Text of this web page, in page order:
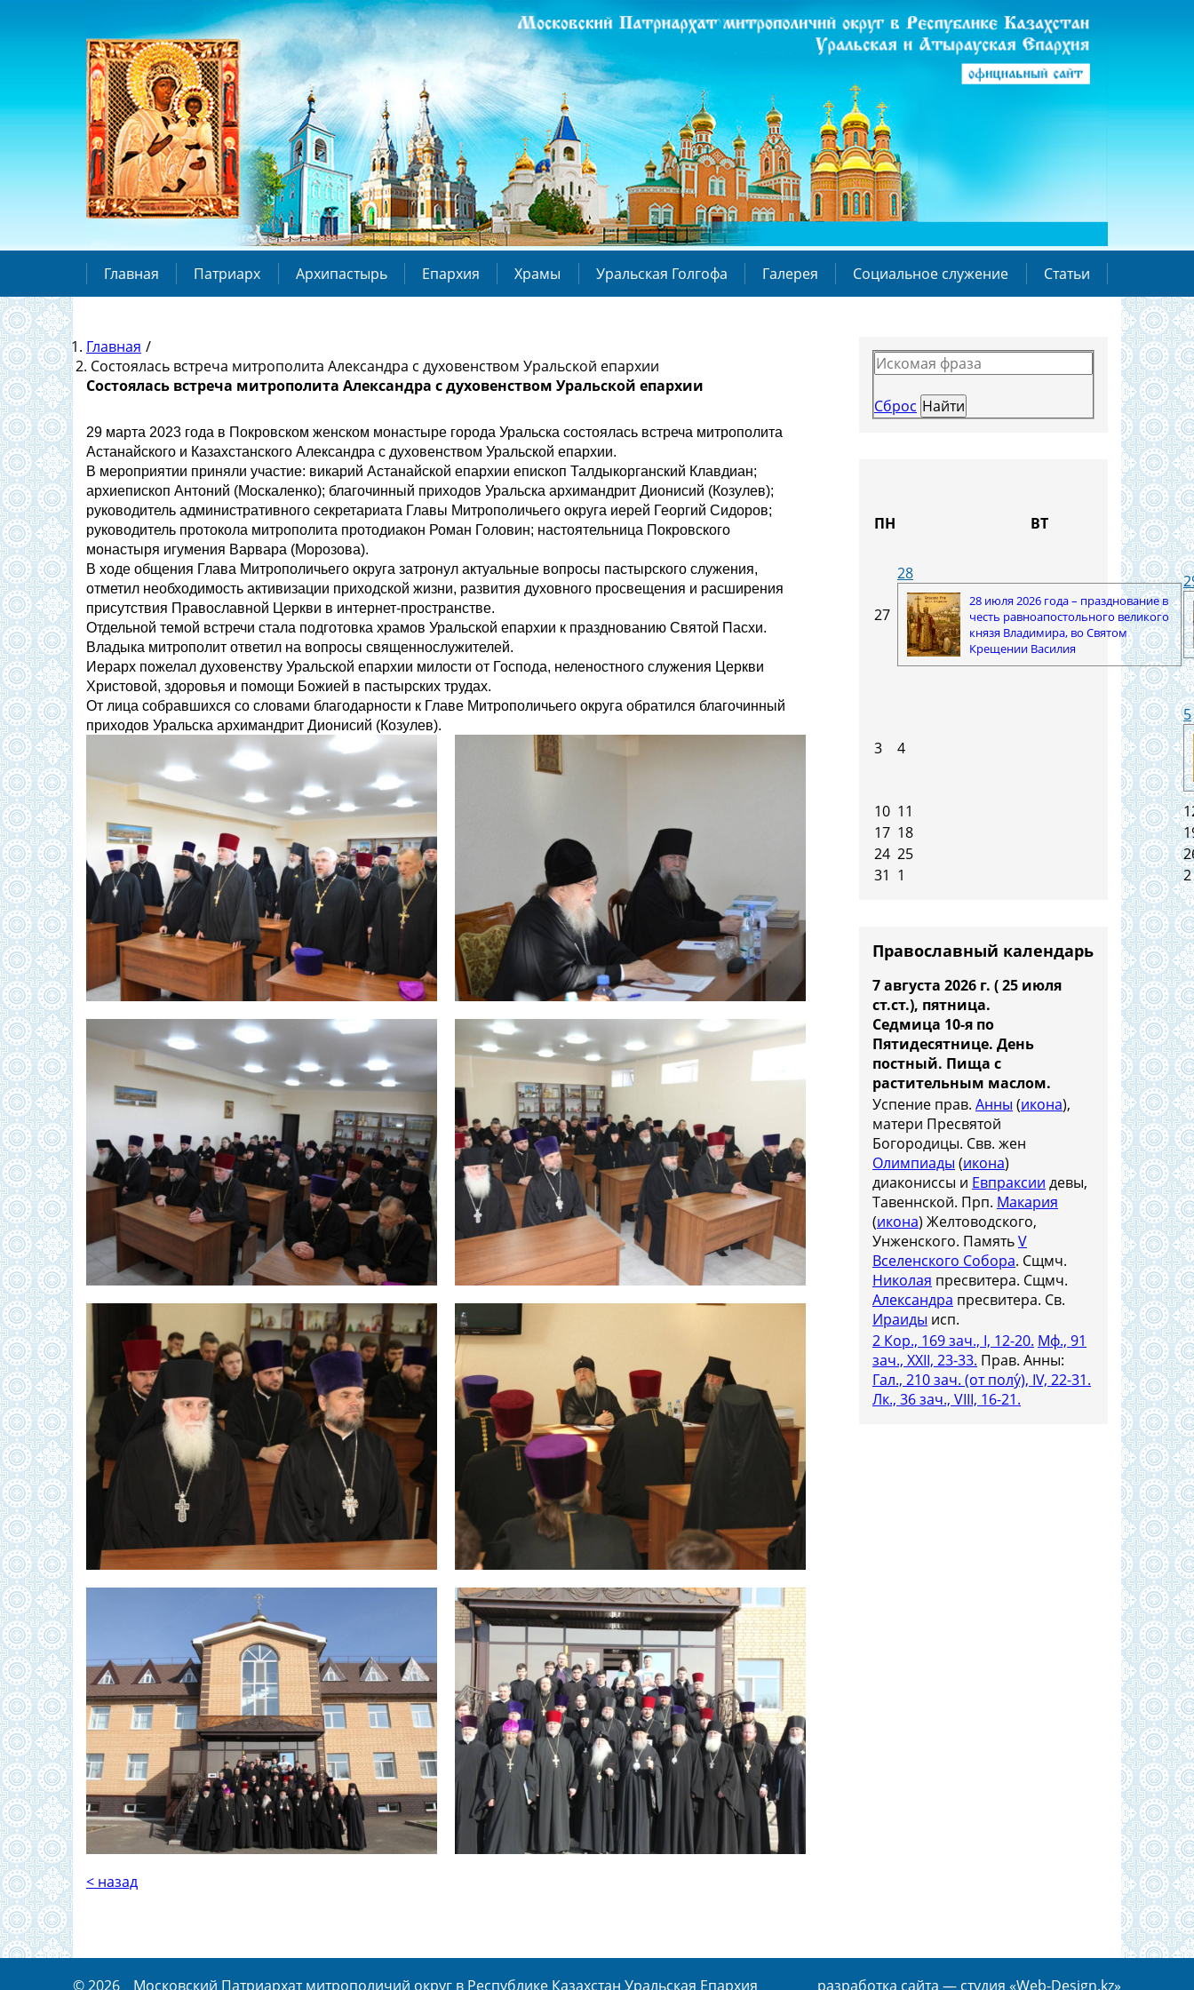
Главная Патриарх Архипастырь Епархия Храмы Уральская Голгофа Галерея Социальное служение Статьи
Главная /
Состоялась встреча митрополита Александра с духовенством Уральской епархии
Состоялась встреча митрополита Александра с духовенством Уральской епархии
29 марта 2023 года в Покровском женском монастыре города Уральска состоялась встреча митрополита
Астанайского и Казахстанского Александра с духовенством Уральской епархии.
В мероприятии приняли участие: викарий Астанайской епархии епископ Талдыкорганский Клавдиан;
архиепископ Антоний (Москаленко); благочинный приходов Уральска архимандрит Дионисий (Козулев);
руководитель административного секретариата Главы Митрополичьего округа иерей Георгий Сидоров;
руководитель протокола митрополита протодиакон Роман Головин; настоятельница Покровского
монастыря игумения Варвара (Морозова).
В ходе общения Глава Митрополичьего округа затронул актуальные вопросы пастырского служения,
отметил необходимость активизации приходской жизни, развития духовного просвещения и расширения
присутствия Православной Церкви в интернет-пространстве.
Отдельной темой встречи стала подготовка храмов Уральской епархии к празднованию Святой Пасхи.
Владыка митрополит ответил на вопросы священнослужителей.
Иерарх пожелал духовенству Уральской епархии милости от Господа, неленостного служения Церкви
Христовой, здоровья и помощи Божией в пастырских трудах.
От лица собравшихся со словами благодарности к Главе Митрополичьего округа обратился благочинный
приходов Уральска архимандрит Дионисий (Козулев).
< назад
Сброс
ПН ВТ
27
28
28 июля 2026 года – празднование в
честь равноапостольного великого
князя Владимира, во Святом
Крещении Василия
3 4
5
10 11
17 18
24 25
31 1 2
Православный календарь
7 августа 2026 г. ( 25 июля
ст.ст.), пятница.
Седмица 10-я по
Пятидесятнице. День
постный. Пища с
растительным маслом.
Успение прав. Анны (икона),
матери Пресвятой
Богородицы. Свв. жен
Олимпиады (икона)
диакониссы и Евпраксии девы,
Тавеннской. Прп. Макария
(икона) Желтоводского,
Унженского. ПамятьV
Вселенского Собора. Сщмч.
Николая пресвитера. Сщмч.
Александра пресвитера. Св.
Ираиды исп.
2 Кор., 169 зач., I, 12-20. Мф., 91
зач., XXII, 23-33. Прав. Анны:
Гал., 210 зач. (от полу́), IV, 22-31.
Лк., 36 зач., VIII, 16-21.
© 2026 Московский Патриархат митрополичий округ в Республике Казахстан Уральская Епархия разработка сайта — студия «Web-Design.kz»